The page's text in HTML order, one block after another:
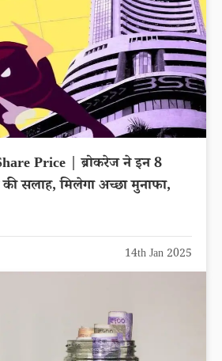
Price | ब्रोकरेज ने इन 8
सलाह, मिलेगा अच्छा मुनाफा,
14th Jan 2025